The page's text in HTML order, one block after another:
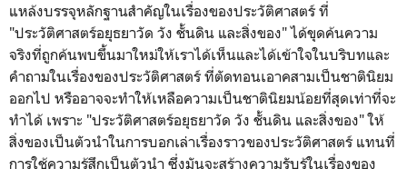
แหล้งบรรจุหลักฐานสำคัญในเรื่องของประวัติศาสตร์ ที่
"ประวัติศาสตร์อยุธยาวัด วัง ชั้นดิน และสิ่งของ" ได้ขุดค้นความ
จริงที่ถูกค้นพบขึ้นมาใหม่ให้เราได้เห็นและได้เข้าใจในบริบทและ
คำถามในเรื่องของประวัติศาสตร์ ที่ตัดทอนเอาคสามเป็นชาตินิยม
ออกไป หรืออาจจะทำให้เหลือความเป็นชาตินิยมน้อยที่สุดเท่าที่จะ
ทำได้ เพราะ "ประวัติศาสตร์อยุธยาวัด วัง ชั้นดิน และสิ่งของ" ให้
สิ่งของเป็นตัวนำในการบอกเล่าเรื่องราวของประวัติศาสตร์ แทนที่
การใช้ความรู้สึกเป็นตัวนำ ซึ่งมันจะสร้างความรับรู้ในเรื่องของ